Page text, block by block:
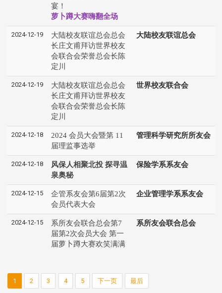
宴！
萝卜蹲大赛嗨翻全场
2024-12-19
大陆校友联谊总会总会
长庄文甫拜访世界校友
会联合会荣誉总会长陈
定川
大陆校友联谊总会
2024-12-19
大陆校友联谊总会总会
长庄文甫拜访世界校友
会联合会荣誉总会长陈
定川
世界校友联合会
2024-12-18
2024 会员大会暨第 11
届理监事选举
管理科学研究所所友会
2024-12-18
风保人相聚北投 探寻温
泉奥秘
保险学系系友会
2024-12-15
企管系友会第6届第2次
会员代表大会
企业管理学系系友会
2024-12-15
系所友会联合总会第7
届第2次会员大会 第一
届萝卜蹲大赛欢笑满满
系所友会联合总会
1 2 3 4 5 下一页 最后